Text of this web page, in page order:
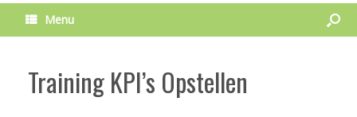
Menu
Training KPI’s Opstellen